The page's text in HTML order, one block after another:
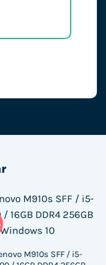
M910s SFF / i5-